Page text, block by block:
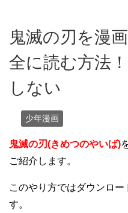
鬼滅の刃を漫
全に読む方法
しない
少年漫画
鬼滅の刃(きめつのやいば)
ご紹介します。
このやり方ではダウンロ
す。